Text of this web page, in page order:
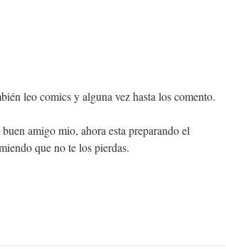
leo comics y alguna vez hasta los comento.
amigo mio, ahora esta preparando el
que no te los pierdas.